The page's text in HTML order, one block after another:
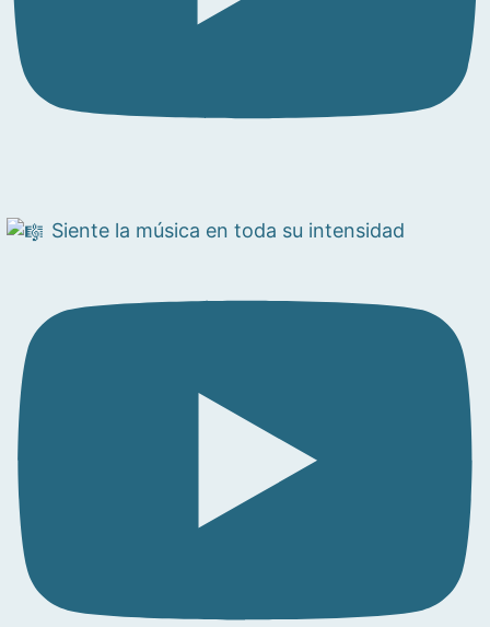
Siente la música en toda su intensidad